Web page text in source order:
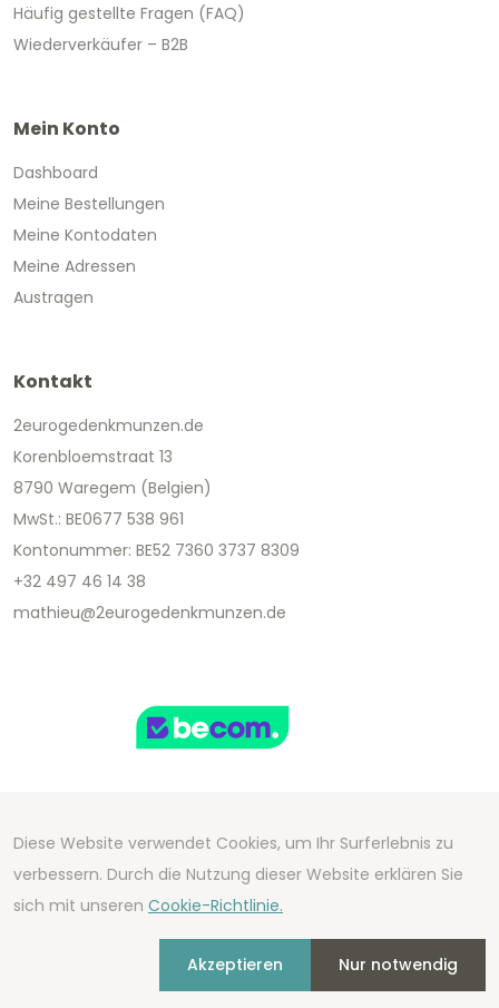
Häufig gestellte Fragen (FAQ)
Wiederverkäufer – B2B
Mein Konto
Dashboard
Meine Bestellungen
Meine Kontodaten
Meine Adressen
Austragen
Kontakt
2eurogedenkmunzen.de
Korenbloemstraat 13
8790 Waregem (Belgien)
MwSt.: BE0677 538 961
Kontonummer: BE52 7360 3737 8309
+32 497 46 14 38
mathieu@2eurogedenkmunzen.de
Copyright 2026 We Can Do Better Online BV
Development by2mprove- Content by
2eurogedenkmunzen.de
Diese Website verwendet Cookies, um Ihr Surferlebnis zu
verbessern. Durch die Nutzung dieser Website erklären Sie
sich mit unseren Cookie-Richtlinie.
Akzeptieren Nur notwendig